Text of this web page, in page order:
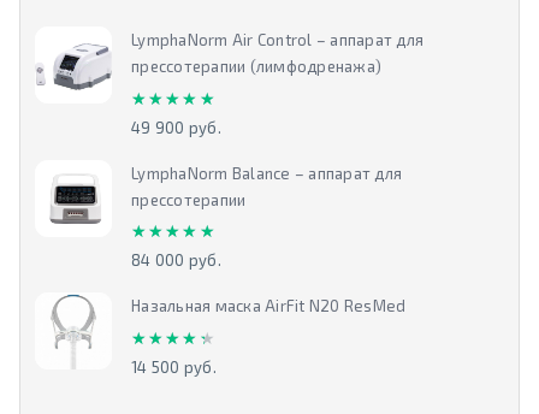
LymphaNorm Air Control – аппарат для
прессотерапии (лимфодренажа)
★★★★★
★★★★★
49 900 руб.
LymphaNorm Balance – аппарат для
прессотерапии
★★★★★
★★★★★
84 000 руб.
Назальная маска AirFit N20 ResMed
★★★★★
★★★★★
14 500 руб.